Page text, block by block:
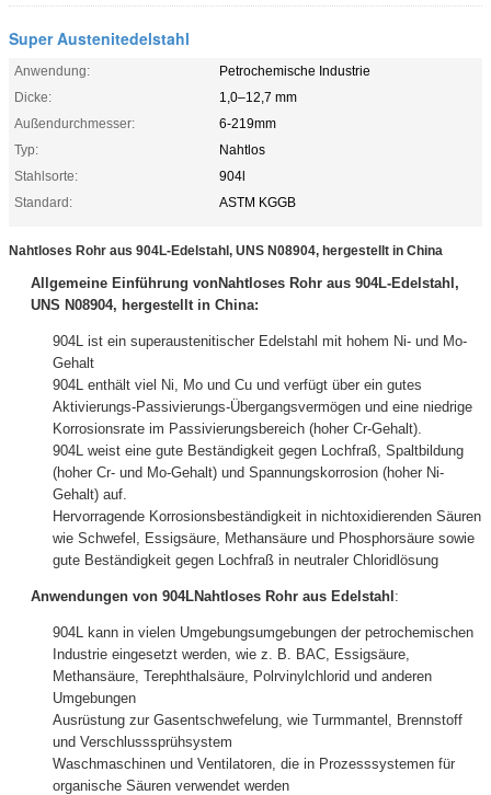
Super Austenitedelstahl
Anwendung:
Petrochemische Industrie
Dicke:
1,0–12,7 mm
Außendurchmesser:
6-219mm
Typ:
Nahtlos
Stahlsorte:
904l
Standard:
ASTM KGGB
Nahtloses Rohr aus 904L-Edelstahl, UNS N08904, hergestellt in China
Allgemeine Einführung vonNahtloses Rohr aus 904L-Edelstahl,
UNS N08904, hergestellt in China:
904L ist ein superaustenitischer Edelstahl mit hohem Ni- und Mo-
Gehalt
904L enthält viel Ni, Mo und Cu und verfügt über ein gutes
Aktivierungs-Passivierungs-Übergangsvermögen und eine niedrige
Korrosionsrate im Passivierungsbereich (hoher Cr-Gehalt).
904L weist eine gute Beständigkeit gegen Lochfraß, Spaltbildung
(hoher Cr- und Mo-Gehalt) und Spannungskorrosion (hoher Ni-
Gehalt) auf.
Hervorragende Korrosionsbeständigkeit in nichtoxidierenden Säuren
wie Schwefel, Essigsäure, Methansäure und Phosphorsäure sowie
gute Beständigkeit gegen Lochfraß in neutraler Chloridlösung
Anwendungen von 904LNahtloses Rohr aus Edelstahl :
904L kann in vielen Umgebungsumgebungen der petrochemischen
Industrie eingesetzt werden, wie z. B. BAC, Essigsäure,
Methansäure, Terephthalsäure, Polrvinylchlorid und anderen
Umgebungen
Ausrüstung zur Gasentschwefelung, wie Turmmantel, Brennstoff
und Verschlusssprühsystem
Waschmaschinen und Ventilatoren, die in Prozesssystemen für
organische Säuren verwendet werden